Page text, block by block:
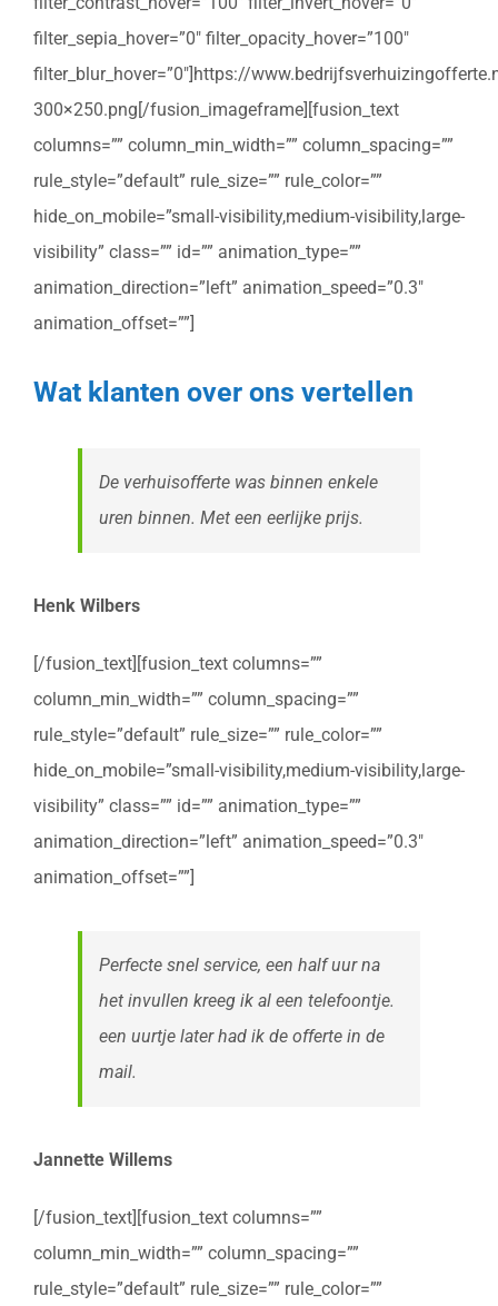
filter_sepia_hover=”0″ filter_opacity_hover=”100″
filter_blur_hover=”0″]https://
300×250.png[/fusion_imageframe][fusion_text
columns=”” column_min_width=”” column_spacing=””
rule_style=”default” rule_size=”” rule_color=””
hide_on_mobile=”small-visibility,medium-visibility,large-
visibility” class=”” id=”” animation_type=””
animation_direction=”left” animation_speed=”0.3″
animation_offset=””]
Wat klanten over ons vertellen
De verhuisofferte was binnen enkele
uren binnen. Met een eerlijke prijs.
Henk Wilbers
[/fusion_text][fusion_text columns=””
column_min_width=”” column_spacing=””
rule_style=”default” rule_size=”” rule_color=””
hide_on_mobile=”small-visibility,medium-visibility,large-
visibility” class=”” id=”” animation_type=””
animation_direction=”left” animation_speed=”0.3″
animation_offset=””]
Perfecte snel service, een half uur na
het invullen kreeg ik al een telefoontje.
een uurtje later had ik de offerte in de
mail.
Jannette Willems
[/fusion_text][fusion_text columns=””
column_min_width=”” column_spacing=””
rule_style=”default” rule_size=”” rule_color=””